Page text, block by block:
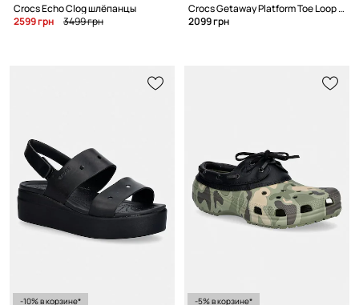
Crocs Echo Clog шлёпанцы
2599 грн
3499 грн
Crocs Getaway Platform Toe Loop шлёпанцы для женщин
2099 грн
-10% в корзине* -5% в корзине*